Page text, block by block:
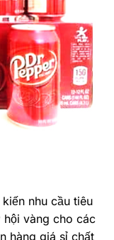
nhu cầu tiêu
vàng cho các
hàng giá sỉ chất